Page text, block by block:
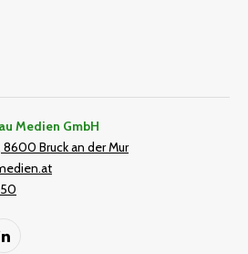
Medien GmbH
8600 Bruck an der Mur
LinkedIn